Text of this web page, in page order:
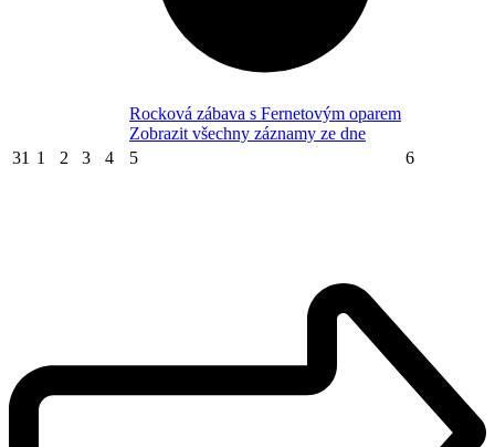
Rocková zábava s Fernetovým oparem
Zobrazit všechny záznamy ze dne
31 1 2 3 4 5 6